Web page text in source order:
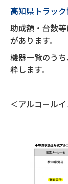
高知県トラッ
助成額・台数
があります。
機器一覧のう
粋します。
＜アルコール